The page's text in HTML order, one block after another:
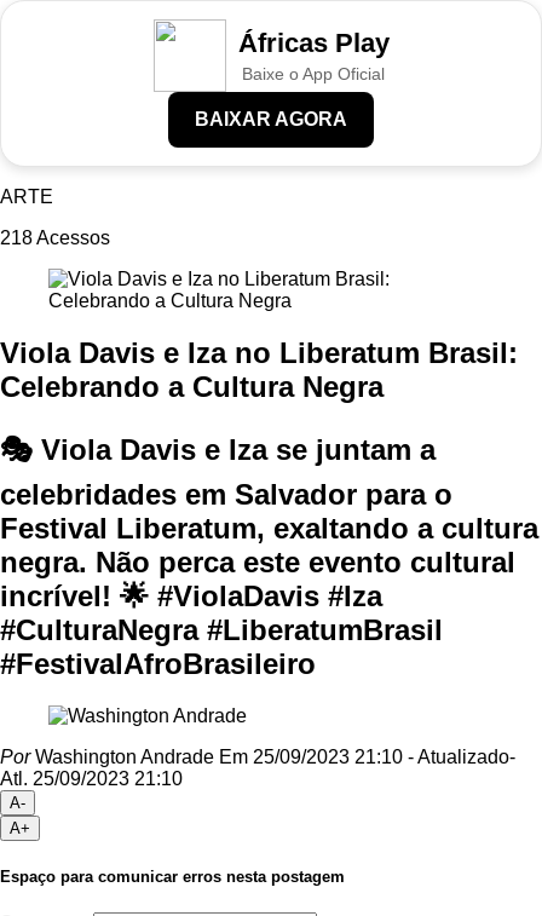
Áfricas Play
Baixe o App Oficial
BAIXAR AGORA
ARTE
218Acessos
Viola Davis e Iza no Liberatum Brasil:
Celebrando a Cultura Negra
🎭 Viola Davis e Iza se juntam a
celebridades em Salvador para o
Festival Liberatum, exaltando a cultura
negra. Não perca este evento cultural
incrível! 🌟 #ViolaDavis #Iza
#CulturaNegra #LiberatumBrasil
#FestivalAfroBrasileiro
PorWashington Andrade Em 25/09/2023 21:10 - Atualizado-
Atl. 25/09/2023 21:10
A-
A+
Espaço para comunicar erros nesta postagem